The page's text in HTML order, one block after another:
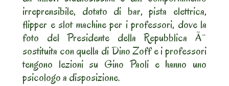
irreprensibile, dotato di bar, pista elettrica,
flipper e slot machine per i professori, dove la
foto del Presidente della Repubblica Ã¨
sostituita con quella di Dino Zoff e i professori
tengono lezioni su Gino Paoli e hanno uno
psicologo a disposizione.